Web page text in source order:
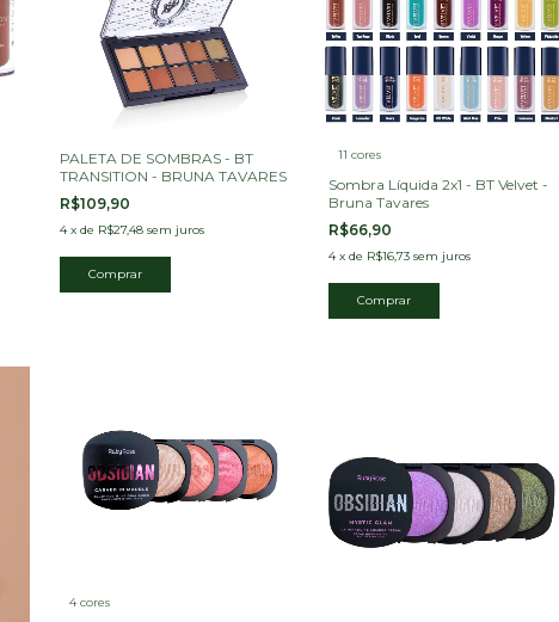
PALETA DE SOMBRAS - BT
TRANSITION - BRUNA TAVARES
R$109,90
4 x de R$27,48 sem juros
11 cores
Sombra Líquida 2x1 - BT Velvet -
Bruna Tavares
R$66,90
4 x de R$16,73 sem juros
Comprar
4 cores